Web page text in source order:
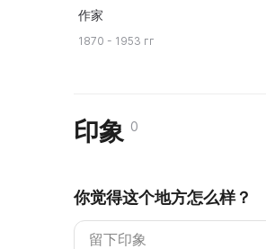
作家
1870 - 1953 гг
印象 0
你觉得这个地方怎么样？